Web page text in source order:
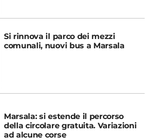
Si rinnova il parco dei mezzi
comunali, nuovi bus a Marsala
Marsala: si estende il percorso
della circolare gratuita. Variazioni
ad alcune corse